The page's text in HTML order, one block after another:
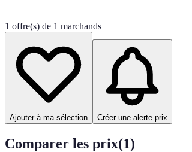
1 offre(s) de 1 marchands
Ajouter à ma sélection Créer une alerte prix
Comparer les prix(1)